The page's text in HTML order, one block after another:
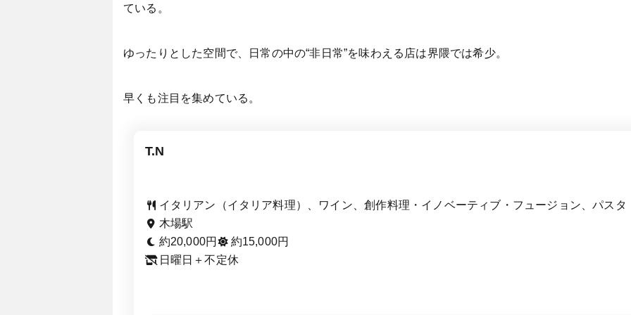
ている。
ゆったりとした空間で、日常の中の“非日常”を味わえる店は界隈では希少。
早くも注目を集めている。
T.N
イタリアン（イタリア料理）、ワイン、創作料理・イノベーティブ・フュージョン、パスタ
木場駅
約20,000円
約15,000円
日曜日＋不定休